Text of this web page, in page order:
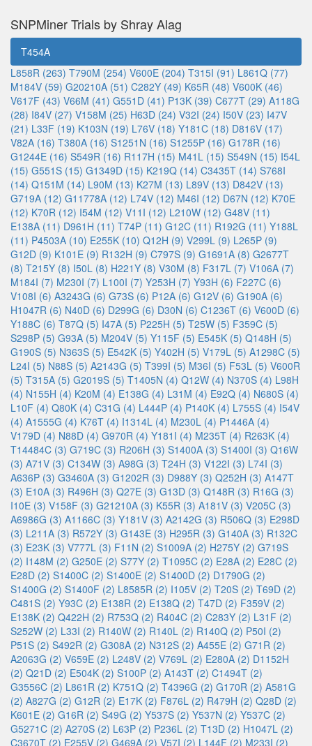
SNPMiner Trials by Shray Alag
T454A
L858R (263) T790M (254) V600E (204) T315I (91) L861Q (77)
M184V (59) G20210A (51) C282Y (49) K65R (48) V600K (46)
V617F (43) V66M (41) G551D (41) P13K (39) C677T (29) A118G
(28) I84V (27) V158M (25) H63D (24) V32I (24) I50V (23) I47V
(21) L33F (19) K103N (19) L76V (18) Y181C (18) D816V (17)
V82A (16) T380A (16) S1251N (16) S1255P (16) G178R (16)
G1244E (16) S549R (16) R117H (15) M41L (15) S549N (15) I54L
(15) G551S (15) G1349D (15) K219Q (14) C3435T (14) S768I
(14) Q151M (14) L90M (13) K27M (13) L89V (13) D842V (13)
G719A (12) G11778A (12) L74V (12) M46I (12) D67N (12) K70E
(12) K70R (12) I54M (12) V11I (12) L210W (12) G48V (11)
E138A (11) D961H (11) T74P (11) G12C (11) R192G (11) Y188L
(11) P4503A (10) E255K (10) Q12H (9) V299L (9) L265P (9)
G12D (9) K101E (9) R132H (9) C797S (9) G1691A (8) G2677T
(8) T215Y (8) I50L (8) H221Y (8) V30M (8) F317L (7) V106A (7)
M184I (7) M230I (7) L100I (7) Y253H (7) Y93H (6) F227C (6)
V108I (6) A3243G (6) G73S (6) P12A (6) G12V (6) G190A (6)
H1047R (6) N40D (6) D299G (6) D30N (6) C1236T (6) V600D (6)
Y188C (6) T87Q (5) I47A (5) P225H (5) T25W (5) F359C (5)
S298P (5) G93A (5) M204V (5) Y115F (5) E545K (5) Q148H (5)
G190S (5) N363S (5) E542K (5) Y402H (5) V179L (5) A1298C (5)
L24I (5) N88S (5) A2143G (5) T399I (5) M36I (5) F53L (5) V600R
(5) T315A (5) G2019S (5) T1405N (4) Q12W (4) N370S (4) L98H
(4) N155H (4) K20M (4) E138G (4) L31M (4) E92Q (4) N680S (4)
L10F (4) Q80K (4) C31G (4) L444P (4) P140K (4) L755S (4) I54V
(4) A1555G (4) K76T (4) I1314L (4) M230L (4) P1446A (4)
V179D (4) N88D (4) G970R (4) Y181I (4) M235T (4) R263K (4)
T14484C (3) G719C (3) R206H (3) S1400A (3) S1400I (3) Q16W
(3) A71V (3) C134W (3) A98G (3) T24H (3) V122I (3) L74I (3)
A636P (3) G3460A (3) G1202R (3) D988Y (3) Q252H (3) A147T
(3) E10A (3) R496H (3) Q27E (3) G13D (3) Q148R (3) R16G (3)
I10E (3) V158F (3) G21210A (3) K55R (3) A181V (3) V205C (3)
A6986G (3) A1166C (3) Y181V (3) A2142G (3) R506Q (3) E298D
(3) L211A (3) R572Y (3) G143E (3) H295R (3) G140A (3) R132C
(3) E23K (3) V777L (3) F11N (2) S1009A (2) H275Y (2) G719S
(2) I148M (2) G250E (2) S77Y (2) T1095C (2) E28A (2) E28C (2)
E28D (2) S1400C (2) S1400E (2) S1400D (2) D1790G (2)
S1400G (2) S1400F (2) L8585R (2) I105V (2) T20S (2) T69D (2)
C481S (2) Y93C (2) E138R (2) E138Q (2) T47D (2) F359V (2)
E138K (2) Q422H (2) R753Q (2) R404C (2) C283Y (2) L31F (2)
S252W (2) L33I (2) R140W (2) R140L (2) R140Q (2) P50I (2)
P51S (2) S492R (2) G308A (2) N312S (2) A455E (2) G71R (2)
A2063G (2) V659E (2) L248V (2) V769L (2) E280A (2) D1152H
(2) Q21D (2) E504K (2) S100P (2) A143T (2) C1494T (2)
G3556C (2) L861R (2) K751Q (2) T4396G (2) G170R (2) A581G
(2) A827G (2) G12R (2) E17K (2) F876L (2) R479H (2) Q28D (2)
K601E (2) G16R (2) S49G (2) Y537S (2) Y537N (2) Y537C (2)
G5271C (2) A270S (2) L63P (2) P236L (2) T13D (2) H1047L (2)
C3670T (2) E255V (2) G469A (2) V57I (2) L144F (2) M233I (2)